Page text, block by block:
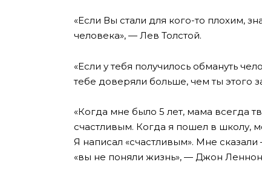
«Если Вы стали для кого-то плохим,
человека», — Лев Толстой.
«Если у тебя получилось обмануть
тебе доверяли больше, чем ты этого
«Когда мне было 5 лет, мама всегда
счастливым. Когда я пошел в школу,
Я написал «счастливым». Мне
«вы не поняли жизнь», — Джон